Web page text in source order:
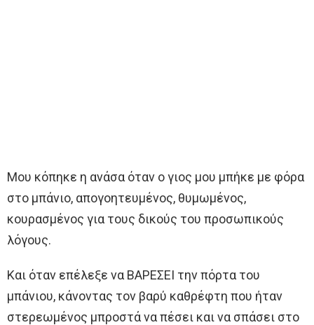
Μου κόπηκε η ανάσα όταν ο γιος μου μπήκε με φόρα
στο μπάνιο, απογοητευμένος, θυμωμένος,
κουρασμένος για τους δικούς του προσωπικούς
λόγους.
Και όταν επέλεξε να ΒΑΡΕΣΕΙ την πόρτα του
μπάνιου, κάνοντας τον βαρύ καθρέφτη που ήταν
στερεωμένος μπροστά να πέσει και να σπάσει στο